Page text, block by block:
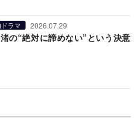
ラマ 2026.07.29
の“絶対に諦めない”という決意